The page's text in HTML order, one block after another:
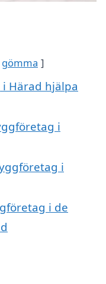
gömma
Härad hjälpa
i
i
i de